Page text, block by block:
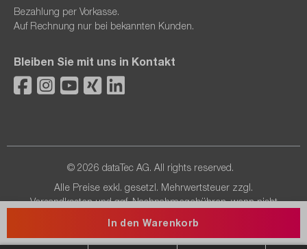
In den Warenkorb
Bezahlung per Vorkasse.
Auf Rechnung nur bei bekannten Kunden.
Bleiben Sie mit uns in Kontakt
© 2026 dataTec AG. All rights reserved.
Alle Preise exkl. gesetzl. Mehrwertsteuer zzgl.
Versandkostenund ggf. Nachnahmegebühren, wenn nicht